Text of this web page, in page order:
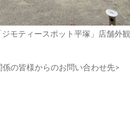
ジモティースポット平塚」店舗外観
の皆様からのお問い合わせ先>